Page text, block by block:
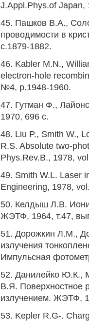
J.Appl.Phys.of Japan,
45. Пашков В.A.,
проводимости в
с.1879-1882.
46. Kabler M.N.,
electron-hole
№4, p.1948-1960.
47. Гутман Ф.,
1970, 696 с.
48. Liu P., Smith W.,
R.S. Absolute two-
Phys.Rev.B., 1978,
49. Smith W.L. Laser
Engineering, 1978,
50. Келдыш Л.В.
ЖЭТФ, 1964, т.47,
51. Дорожкин Л.М.,
излучения
Импульсная
52. Данилейко Ю.К.,
В.Я. Поверхностное
излучением. ЖЭТФ,
53. Kepler R.G-.